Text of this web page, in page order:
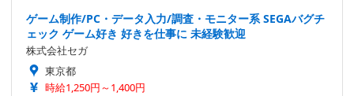
ゲーム制作/PC・データ入力/調査・モニター系 SEGAバグチ
ェック ゲーム好き 好きを仕事に 未経験歓迎
株式会社セガ
東京都
時給1,250円～1,400円